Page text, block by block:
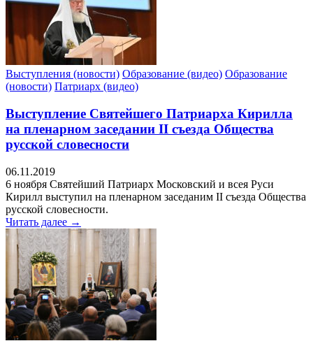
Выступления (новости) Образование (видео) Образование
(новости) Патриарх (видео)
Выступление Святейшего Патриарха Кирилла
на пленарном заседании II съезда Общества
русской словесности
06.11.2019
6 ноября Святейший Патриарх Московский и всея Руси
Кирилл выступил на пленарном заседаним II съезда Общества
русской словесности.
Читать далее →